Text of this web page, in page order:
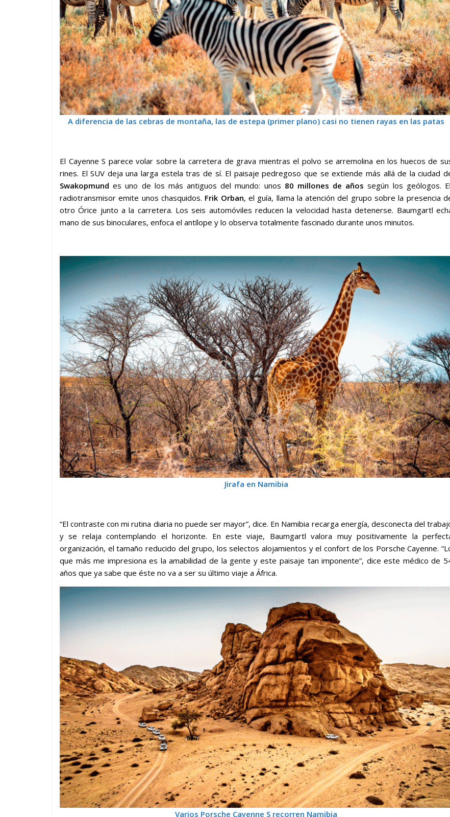
A diferencia de las cebras de montaña, las de estepa (primer plano) casi no tienen rayas en las patas
El Cayenne S parece volar sobre la carretera de grava mientras el polvo se arremolina en los huecos de
rines. El SUV deja una larga estela tras de sí. El paisaje pedregoso que se extiende más allá de la ciudad
Swakopmund es uno de los más antiguos del mundo: unos 80 millones de años según los geólogos. El
radiotransmisor emite unos chasquidos. Frik Orban, el guía, llama la atención del grupo sobre la presencia
otro Órice junto a la carretera. Los seis automóviles reducen la velocidad hasta detenerse. Baumgartl
mano de sus binoculares, enfoca el antílope y lo observa totalmente fascinado durante unos minutos.
Jirafa en Namibia
“El contraste con mi rutina diaria no puede ser mayor”, dice. En Namibia recarga energía, desconecta del
y se relaja contemplando el horizonte. En este viaje, Baumgartl valora muy positivamente la
organización, el tamaño reducido del grupo, los selectos alojamientos y el confort de los Porsche Cayenne.
que más me impresiona es la amabilidad de la gente y este paisaje tan imponente”, dice este médico de
años que ya sabe que éste no va a ser su último viaje a África.
Varios Porsche Cayenne S recorren Namibia